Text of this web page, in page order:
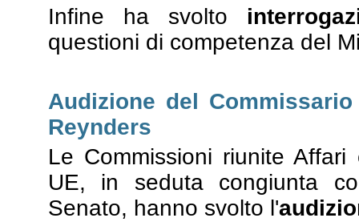
Infine ha svolto
questioni di competenza del
Audizione del
Reynders
Le Commissioni riunite
UE, in seduta congiunta
Senato, hanno svolto l'